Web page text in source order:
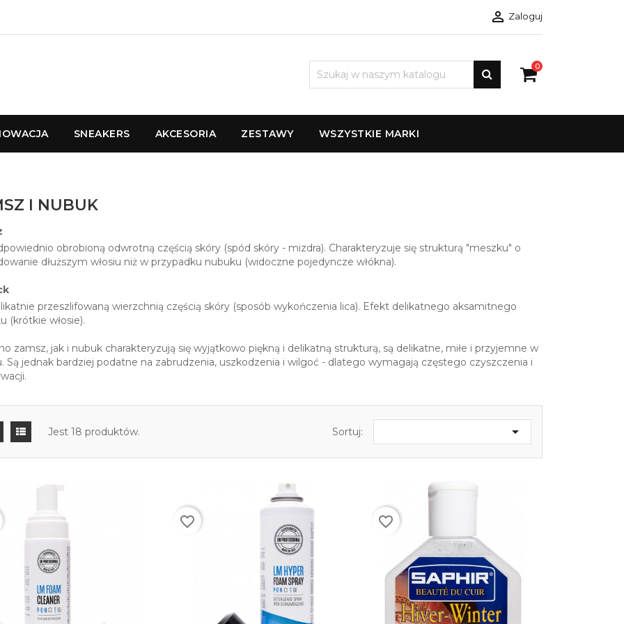
 Zaloguj
0
SNEAKERS AKCESORIA ZESTAWY WSZYSTKIE MARKI
I NUBUK
obrobioną odwrotną częścią skóry (spód skóry - mizdra). Charakteryzuje się strukturą "meszku" o
dłuższym włosiu niż w przypadku nubuku (widoczne pojedyncze włókna).
przeszlifowaną wierzchnią częścią skóry (sposób wykończenia lica). Efekt delikatnego aksamitnego
(krótkie włosie).
zamsz, jak i nubuk charakteryzują się wyjątkowo piękną i delikatną strukturą, są delikatne, miłe i przyjemne w
Są jednak bardziej podatne na zabrudzenia, uszkodzenia i wilgoć - dlatego wymagają częstego czyszczenia i
Jest 18 produktów. Sortuj: 
favorite_border favorite_border